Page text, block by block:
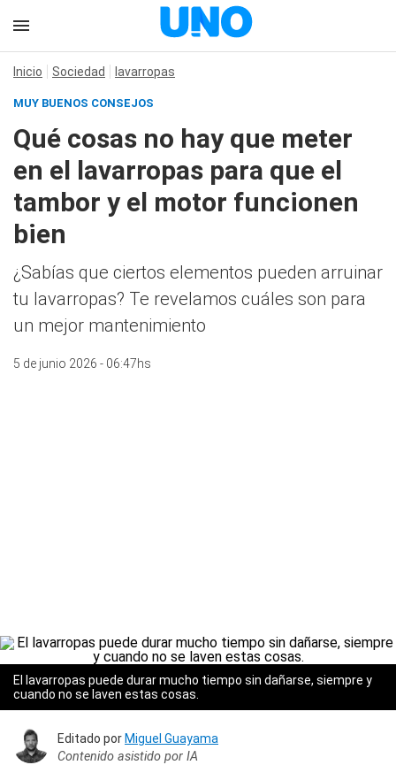
Inicio Sociedad lavarropas
MUY BUENOS CONSEJOS
Qué cosas no hay que meter
en el lavarropas para que el
tambor y el motor funcionen
bien
¿Sabías que ciertos elementos pueden arruinar
tu lavarropas? Te revelamos cuáles son para
un mejor mantenimiento
5 de junio 2026 - 06:47hs
El lavarropas puede durar mucho tiempo sin dañarse, siempre y
cuando no se laven estas cosas.
Editado porMiguel Guayama
Contenido asistido por IA